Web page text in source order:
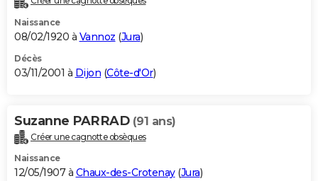
Naissance
08/02/1920 à Vannoz (Jura)
Décès
03/11/2001 à Dijon (Côte-d'Or)
Suzanne PARRAD (91 ans)
Créer une cagnotte obsèques
Naissance
12/05/1907 à Chaux-des-Crotenay(Jura)